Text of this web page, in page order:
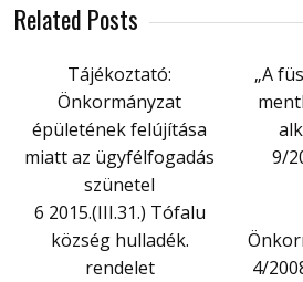
Related Posts
Tájékoztató:
Önkormányzat
épületének felújítása
miatt az ügyfélfogadás
szünetel
„A
9/
6 2015.(III.31.) Tófalu
község hulladék.
rendelet
4/